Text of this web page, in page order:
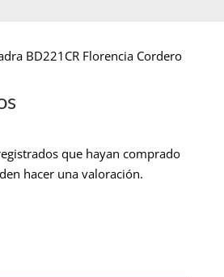
BD221CR Florencia Cordero
que hayan comprado
hacer una valoración.